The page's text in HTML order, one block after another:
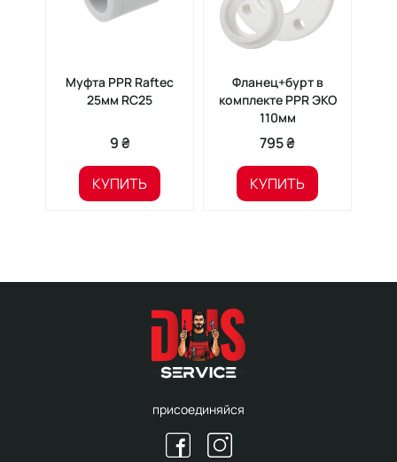
Муфта PPR Raftec
25мм RC25
9 ₴
КУПИТЬ
Фланец+бурт в
комплекте PPR ЭКО
110мм
795 ₴
КУПИТЬ
присоединяйся